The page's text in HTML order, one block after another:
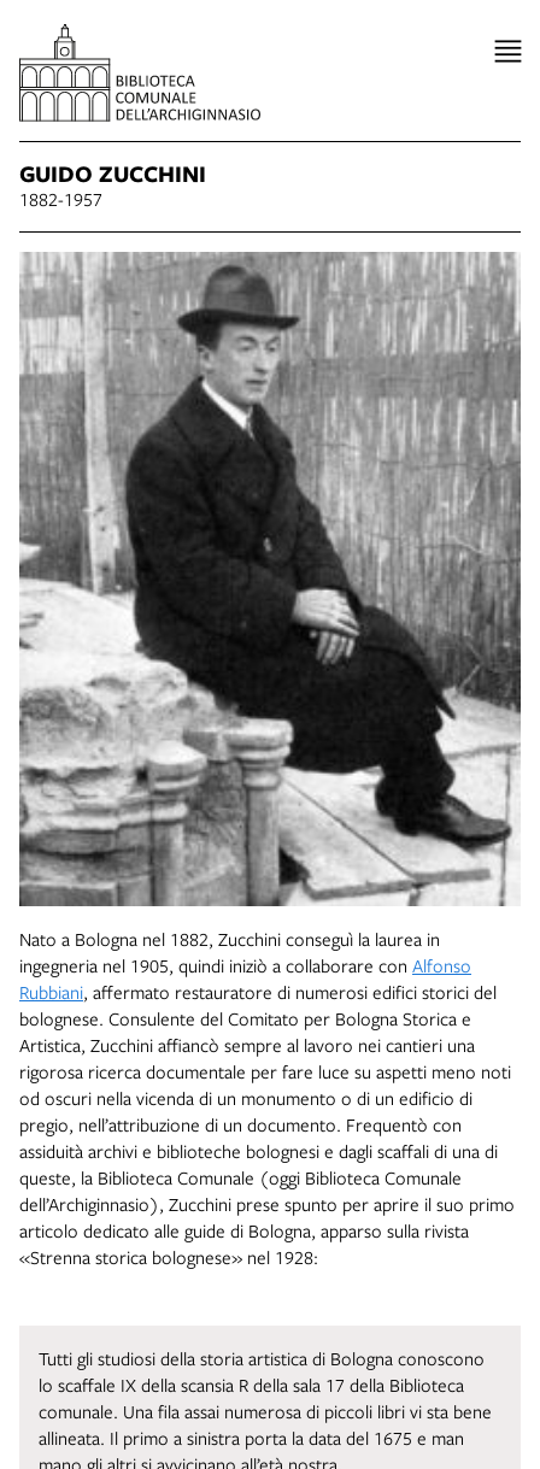
GUIDO ZUCCHINI
1882-1957
Nato a Bologna nel 1882, Zucchini conseguì la laurea in
ingegneria nel 1905, quindi iniziò a collaborare con Alfonso
Rubbiani, affermato restauratore di numerosi edifici storici del
bolognese. Consulente del Comitato per Bologna Storica e
Artistica, Zucchini affiancò sempre al lavoro nei cantieri una
rigorosa ricerca documentale per fare luce su aspetti meno noti
od oscuri nella vicenda di un monumento o di un edificio di
pregio, nell’attribuzione di un documento. Frequentò con
assiduità archivi e biblioteche bolognesi e dagli scaffali di una di
queste, la Biblioteca Comunale (oggi Biblioteca Comunale
dell’Archiginnasio), Zucchini prese spunto per aprire il suo primo
articolo dedicato alle guide di Bologna, apparso sulla rivista
«Strenna storica bolognese» nel 1928:
Tutti gli studiosi della storia artistica di Bologna conoscono
lo scaffale IX della scansia R della sala 17 della Biblioteca
comunale. Una fila assai numerosa di piccoli libri vi sta bene
allineata. Il primo a sinistra porta la data del 1675 e man
mano gli altri si avvicinano all’età nostra.